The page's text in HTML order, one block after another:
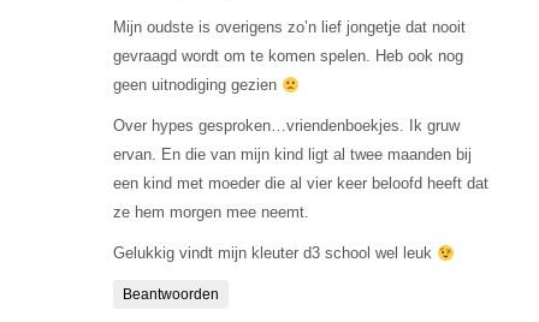
Mijn oudste is overigens zo’n lief jongetje dat nooit
gevraagd wordt om te komen spelen. Heb ook nog
geen uitnodiging gezien
Over hypes gesproken…vriendenboekjes. Ik gruw
ervan. En die van mijn kind ligt al twee maanden bij
een kind met moeder die al vier keer beloofd heeft dat
ze hem morgen mee neemt.
Gelukkig vindt mijn kleuter d3 school wel leuk
Beantwoorden